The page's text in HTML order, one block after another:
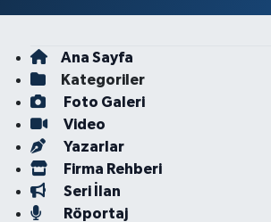
Ana Sayfa
Kategoriler
Foto Galeri
Video
Yazarlar
Firma Rehberi
Seri İlan
Röportaj